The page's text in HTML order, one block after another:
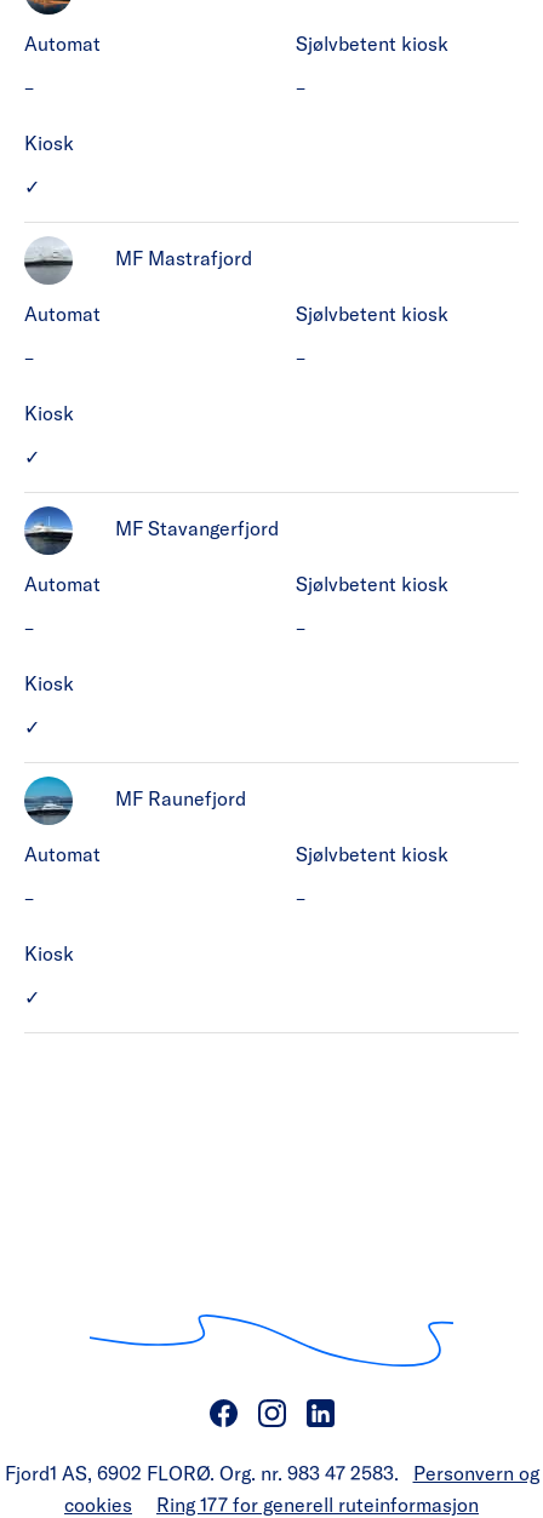
Automat
–MF Boknafjord har ikke Automat.
Sjølvbetent kiosk
–MF Boknafjord har ikke
Kiosk
✓
MF Mastrafjord
Automat
–MF Mastrafjord har ikke Automat.
Sjølvbetent kiosk
–MF Mastrafjord har ikke
Kiosk
✓
MF Stavangerfjord
Automat
–MF Stavangerfjord har ikke Automat.
Sjølvbetent kiosk
–MF Stavangerfjord har
Kiosk
✓
MF Raunefjord
Automat
–MF Raunefjord har ikke Automat.
Sjølvbetent kiosk
–MF Raunefjord har ikke
Kiosk
✓
Fjord1 AS, 6902 FLORØ. Org. nr. 983 47 2583. Personvern og
cookies
Ring 177 for generell ruteinformasjon